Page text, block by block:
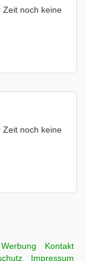
Zeit noch keine
Zeit noch keine
Werbung
Kontakt
Impressum